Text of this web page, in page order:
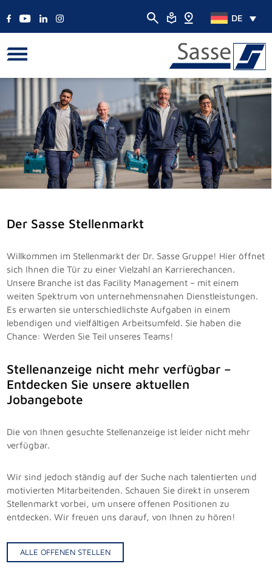
DE
Der Sasse Stellenmarkt
Willkommen im Stellenmarkt der Dr. Sasse Gruppe! Hier öffnet
sich Ihnen die Tür zu einer Vielzahl an Karrierechancen.
Unsere Branche ist das Facility Management – mit einem
weiten Spektrum von unternehmensnahen Dienstleistungen.
Es erwarten sie unterschiedlichste Aufgaben in einem
lebendigen und vielfältigen Arbeitsumfeld. Sie haben die
Chance: Werden Sie Teil unseres Teams!
Stellenanzeige nicht mehr verfügbar –
Entdecken Sie unsere aktuellen
Jobangebote
Die von Ihnen gesuchte Stellenanzeige ist leider nicht mehr
verfügbar.
Wir sind jedoch ständig auf der Suche nach talentierten und
motivierten Mitarbeitenden. Schauen Sie direkt in unserem
Stellenmarkt vorbei, um unsere offenen Positionen zu
entdecken. Wir freuen uns darauf, von Ihnen zu hören!
ALLE OFFENEN STELLEN